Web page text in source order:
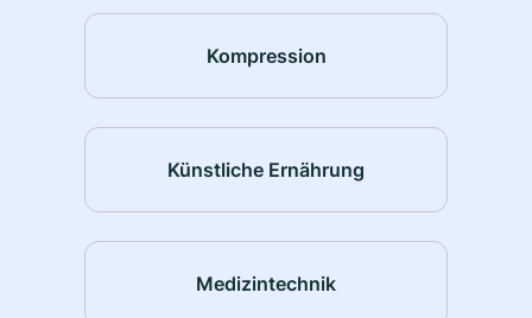
Kompression
Künstliche Ernährung
Medizintechnik